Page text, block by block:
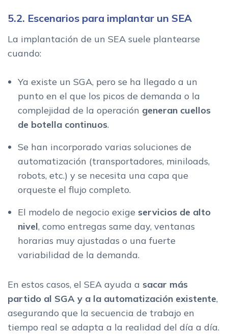
5.2. Escenarios para implantar un SEA
La implantación de un SEA suele plantearse
cuando:
Ya existe un SGA, pero se ha llegado a un
punto en el que los picos de demanda o la
complejidad de la operación generan cuellos
de botella continuos.
Se han incorporado varias soluciones de
automatización (transportadores, miniloads,
robots, etc.) y se necesita una capa que
orqueste el flujo completo.
El modelo de negocio exige servicios de alto
nivel, como entregas same day, ventanas
horarias muy ajustadas o una fuerte
variabilidad de la demanda.
En estos casos, el SEA ayuda a sacar más
partido al SGA y a la automatización existente,
asegurando que la secuencia de trabajo en
tiempo real se adapta a la realidad del día a día.